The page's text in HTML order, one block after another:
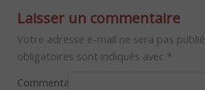
Laisser un commentaire
Votre adresse e-mail ne sera pas
obligatoires sont indiqués avec *
Commentaire